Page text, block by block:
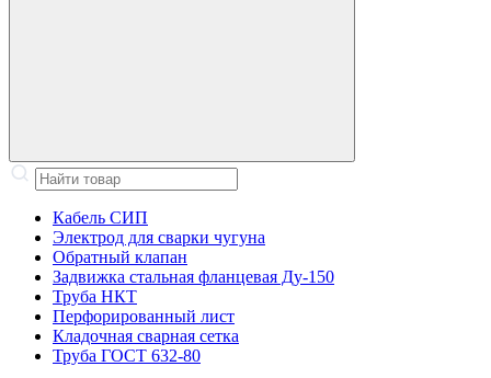
Кабель СИП
Электрод для сварки чугуна
Обратный клапан
Задвижка стальная фланцевая Ду-150
Труба НКТ
Перфорированный лист
Кладочная сварная сетка
Труба ГОСТ 632-80